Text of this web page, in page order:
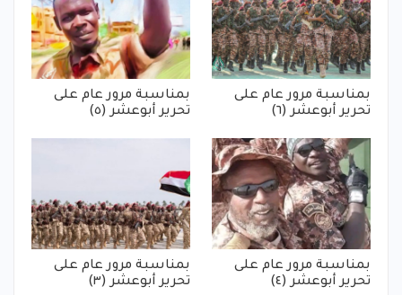
بمناسبة مرور عام على
تحرير أبوعشر (٦)
بمناسبة مرور عام على
تحرير أبوعشر (٥)
بمناسبة مرور عام على
تحرير أبوعشر (٤)
بمناسبة مرور عام على
تحرير أبوعشر (٣)